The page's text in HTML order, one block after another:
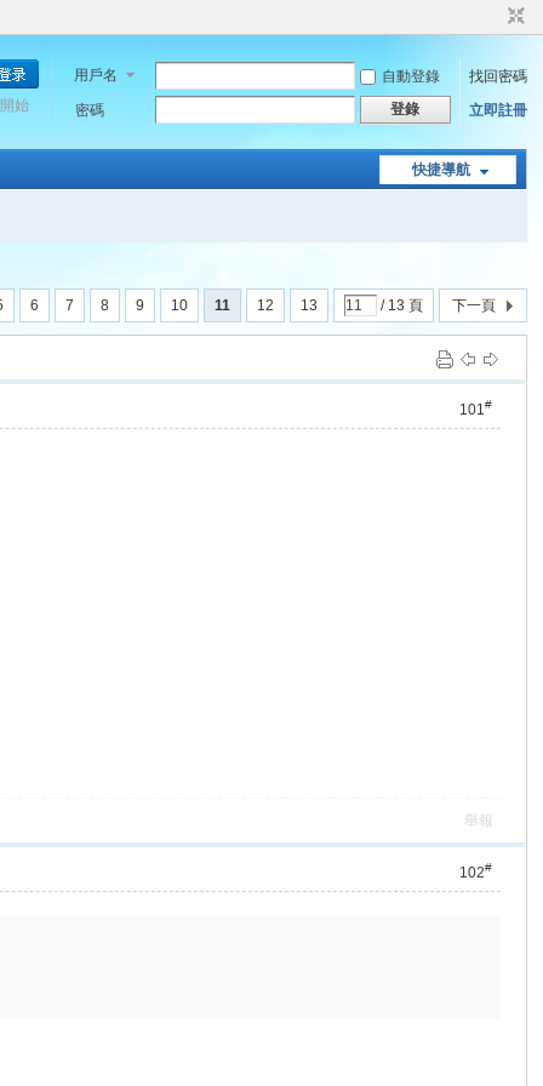
用戶名 自動登錄
找回密碼
密碼
登錄 立即註冊
始
快捷導航
6 7 8 9 10 11 12 13 / 13 頁 下一頁
101#
舉報
102#